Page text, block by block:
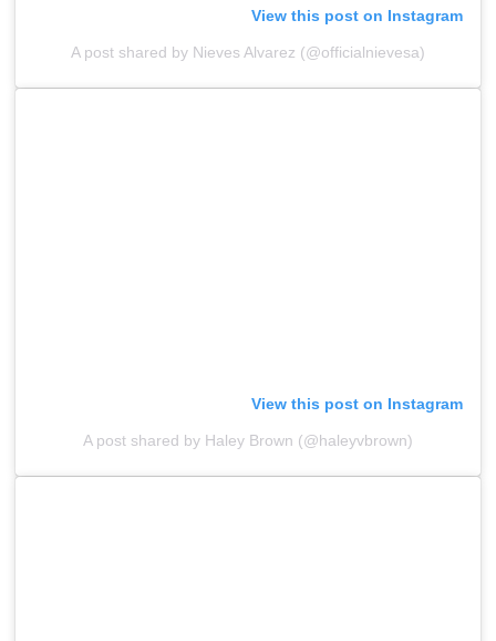
View this post on Instagram
A post shared by Nieves Alvarez (@officialnievesa)
View this post on Instagram
A post shared by Haley Brown (@haleyvbrown)